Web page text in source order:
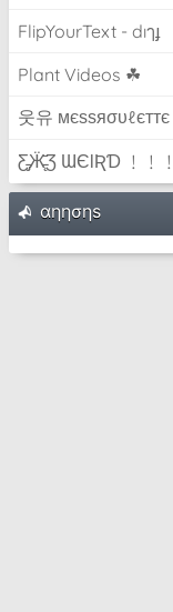
FlipYourText - dıๅɟ
Plant Videos ☘
웃유 мєѕѕяσυℓєттє
Ƹ̵̡Ӝ̵̨̄Ʒ ƜЄƖƦƊ
αηησηѕ